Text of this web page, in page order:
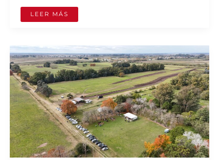
LEER MÁS
AYRES
DE
CARDALES
ABRIÓ
SUS
PUERTAS
PARA
VIVIR
UNA
EXPERIENCIA
DE
CAMPO,
NATURALEZA
Y
COMUNIDAD